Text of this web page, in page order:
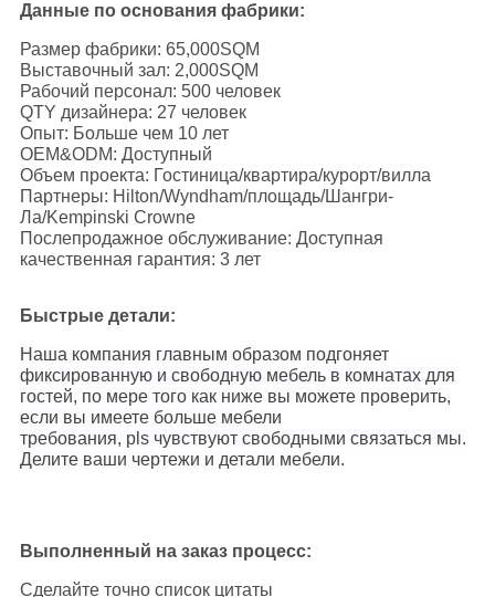
Данные по основания фабрики:
Размер фабрики: 65,000SQM
Выставочный зал: 2,000SQM
Рабочий персонал: 500 человек
QTY дизайнера: 27 человек
Опыт: Больше чем 10 лет
OEM&ODM: Доступный
Объем проекта: Гостиница/квартира/курорт/вилла
Партнеры: Hilton/Wyndham/площадь/Шангри-
Ла/Kempinski Crowne
Послепродажное обслуживание: Доступная
качественная гарантия: 3 лет
Быстрые детали:
Наша компания главным образом подгоняет
фиксированную и свободную мебель в комнатах для
гостей, по мере того как ниже вы можете проверить,
если вы имеете больше мебели
требования, pls чувствуют свободными связаться мы.
Делите ваши чертежи и детали мебели.
Выполненный на заказ процесс:
Сделайте точно список цитаты